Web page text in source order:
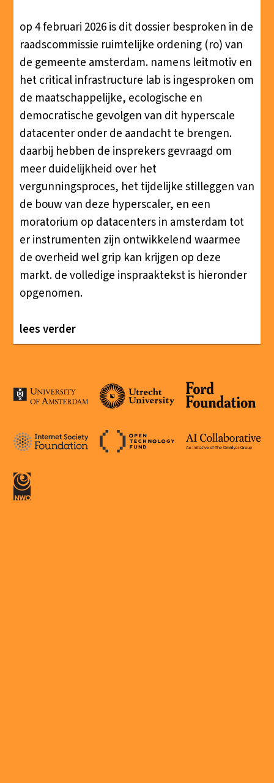
op 4 februari 2026 is dit dossier besproken in de
raadscommissie ruimtelijke ordening (ro) van
de gemeente amsterdam. namens leitmotiv en
het critical infrastructure lab is ingesproken om
de maatschappelijke, ecologische en
democratische gevolgen van dit hyperscale
datacenter onder de aandacht te brengen.
daarbij hebben de insprekers gevraagd om
meer duidelijkheid over het
vergunningsproces, het tijdelijke stilleggen van
de bouw van deze hyperscaler, en een
moratorium op datacenters in amsterdam tot
er instrumenten zijn ontwikkelend waarmee
de overheid wel grip kan krijgen op deze
markt. de volledige inspraaktekst is hieronder
opgenomen.
lees verder